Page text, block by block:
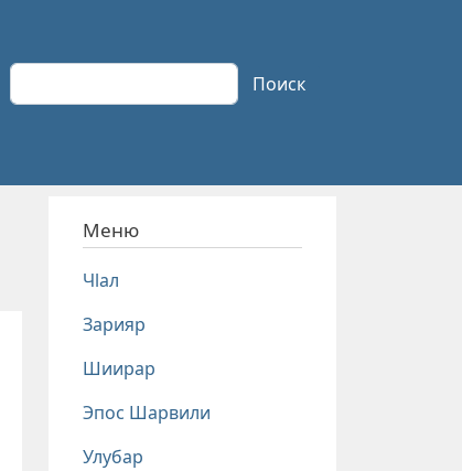
Поиск Поиск
Меню
Чlал
Зарияр
Шиирар
Эпос Шарвили
Улубар